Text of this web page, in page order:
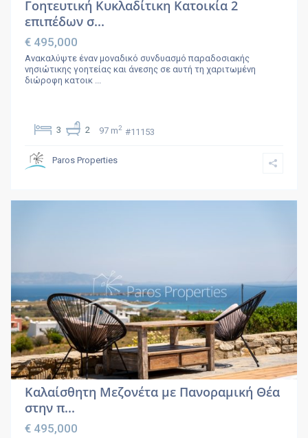
Γοητευτική Κυκλαδίτικη Κατοικία 2
επιπέδων σ...
€ 495,000
Ανακαλύψτε έναν μοναδικό συνδυασμό παραδοσιακής
νησιώτικης γοητείας και άνεσης σε αυτή τη χαριτωμένη
διώροφη κατοικ ...
3 2 97 m2 #11153
Paros Properties
Καλαίσθητη Μεζονέτα με Πανοραμική Θέα
στην π...
€ 495,000